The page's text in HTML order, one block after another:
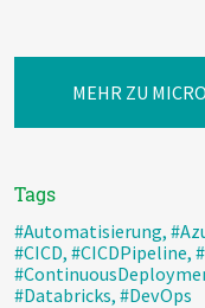
MEHR ZU
Tags
#Automatisierung,
#CICD, #CICDPipeline,
#Databricks, #DevOps